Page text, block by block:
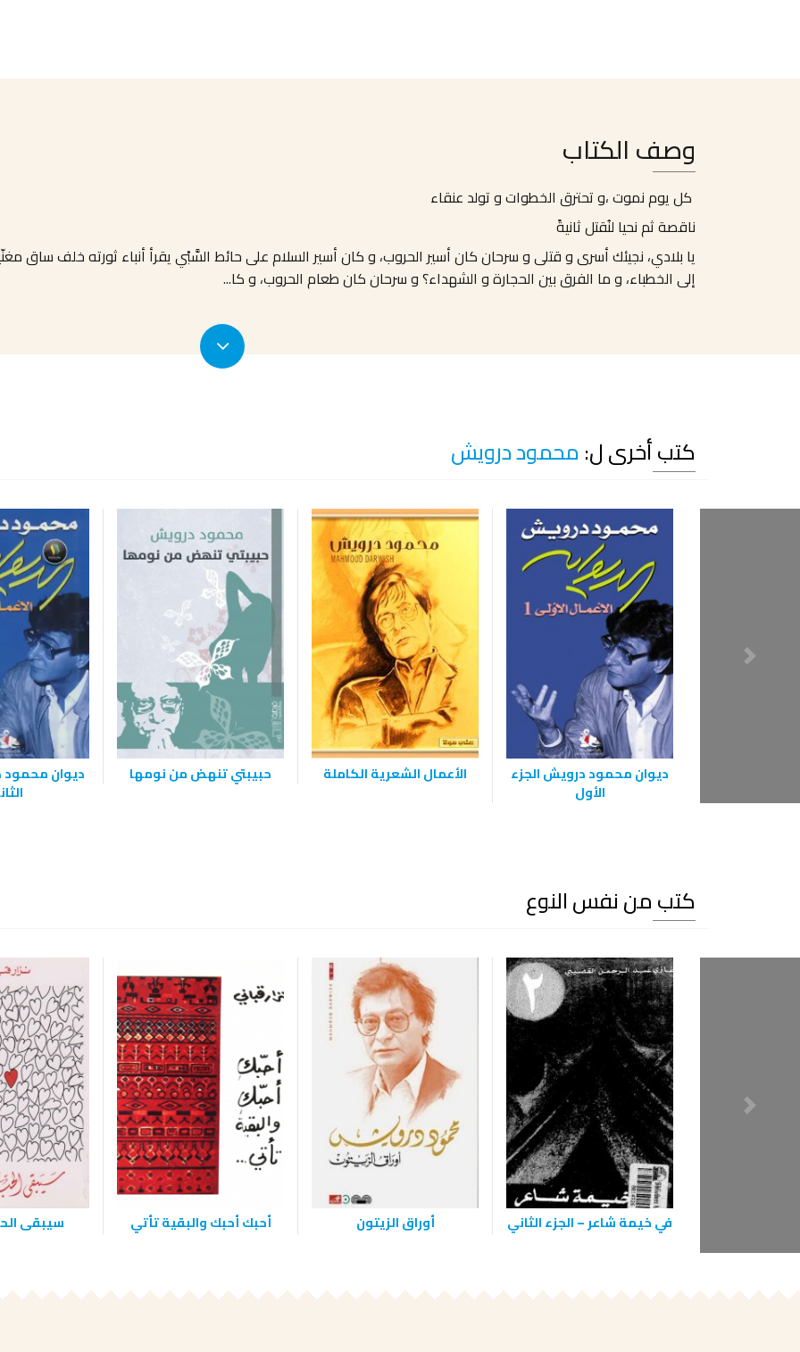
وصف الكتاب
كل يوم نموت ،و تحترق الخطوات و تولد عنقاء
ناقصة ثم نحيا لنُقتل ثانيةً
يا بلادي، نجيئك أسرى و قتلى و سرحان كان أسير الحروب، و كان أسير السلام على حائط السَّبْي يقرأ أنباء ثورته خلف ساق
إلى الخطباء، و ما الفرق بين الحجارة و الشهداء؟ و سرحان كان طعام الحروب، و كا...
كتب أخرى ل: محمود درويش
ديوان محمود درويش الجزء
الأول
الأعمال الشعرية الكاملة حبيبتي تنهض من نومها ديوان محمود
كتب من نفس النوع
في خيمة شاعر – الجزء الثاني أوراق الزيتون أحبك أحبك والبقية تأتي سيبقى